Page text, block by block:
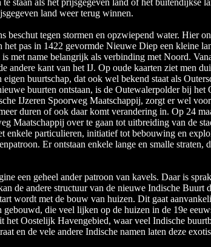
land weer terug winnen.
tegen stormen en opzwiepend water. Hier
pas in 1422 gevormde Nieuwe Diep een kleine
met name belangrijk als verbinding met Noord.
andere kant van het IJ. Op oude kaarten ziet men
buurtschap, dat ook wel bekend staat als
buurten ontstaan, is de Outewalerpolder bij
IJzeren Spoorweg Maatschappij, zorgt er wel
duren of ook daar komt verandering in. Op 24
Maatschappij over te gaan tot uitbreiding van de
particulieren, initiatief tot bebouwing en
Er ontstaan enkele lange en smalle
een geheel ander patroon van kavels. Daar is
de andere structuur van de nieuwe Indische
wordt met de bouw van huizen. Dit gaat
die veel lijken op de huizen in de 19e
Oostelijk Havengebied, waar veel Indische
en de vele andere Indische namen laten deze